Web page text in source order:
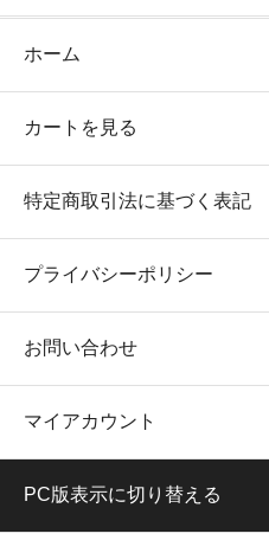
ホーム
カートを見る
特定商取引法に基づく表記
プライバシーポリシー
お問い合わせ
マイアカウント
PC版表示に切り替える